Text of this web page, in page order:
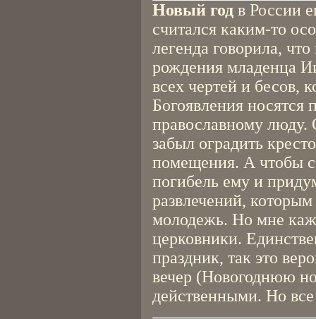
Новый год в России
считался каким-то
легенда говорила,
рождения младенца
всех чертей и бесов,
Богоявления носятся
православному люду.
забыл оградить
помещения. А чтобы
погибель ему и
развлечений,
молодежь. Но мне
церковники.
праздник, так это
вечер (Новогоднюю
действенными. Но